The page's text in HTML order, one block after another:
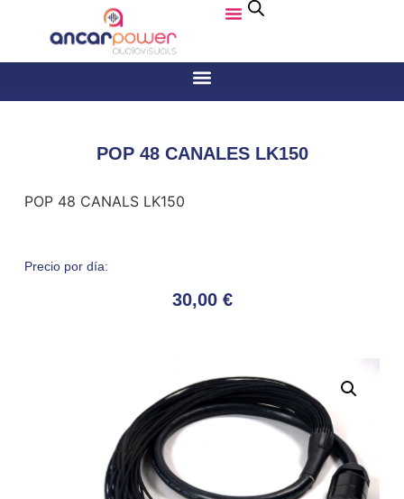
POP 48 CANALES LK150
POP 48 CANALS LK150
Precio por día:
30,00 €